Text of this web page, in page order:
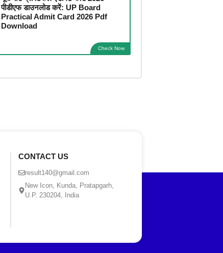
पीडीएफ डाउनलोड करें: UP Board
Practical Admit Card 2026 Pdf
Download
Check Now
CONTACT US
result140@gmail.com
New Icon, Kunda, Pratapgarh,
U.P. 230204, India